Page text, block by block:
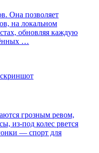
Она позволяет
на локальном
обновляя каждую
…
грозным ревом,
из-под колес рвется
— спорт для